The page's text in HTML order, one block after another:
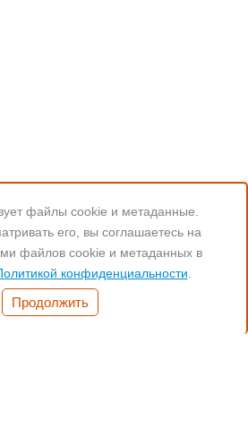
19:00
файлы cookie и метаданные.
его, вы соглашаетесь на
файлов cookie и метаданных в
конфиденциальности
Продолжить